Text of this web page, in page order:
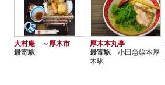
大村庵 ～厚木市
最寄駅
厚木本丸亭
最寄駅 小田急線本厚
木駅